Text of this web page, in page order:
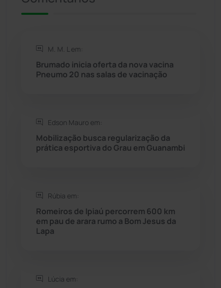
Rio do Antônio
Saúde
Seabra (50)
Sítio do Mato
Sudoeste Baiano (1530)
Tanque Novo
M. M. L em:
Brumado inicia oferta da nova vacina
Pneumo 20 nas salas de vacinação
Edson Mauro em:
Mobilização busca regularização da
prática esportiva do Grau em Guanambi
Rúbia em:
Romeiros de Ipiaú percorrem 600 km
em pau de arara rumo a Bom Jesus da
Lapa
Lúcia em: